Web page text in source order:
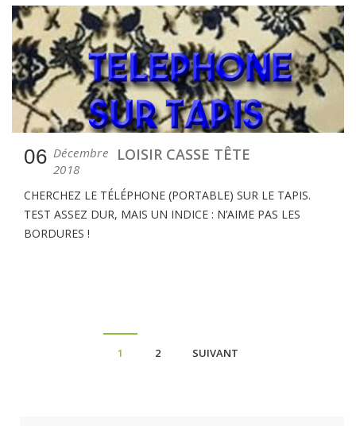
06 Décembre
2018
LOISIR CASSE TÊTE
CHERCHEZ LE TÉLÉPHONE (PORTABLE) SUR LE TAPIS.
TEST ASSEZ DUR, MAIS UN INDICE : N’AIME PAS LES
BORDURES !
1 2 SUIVANT